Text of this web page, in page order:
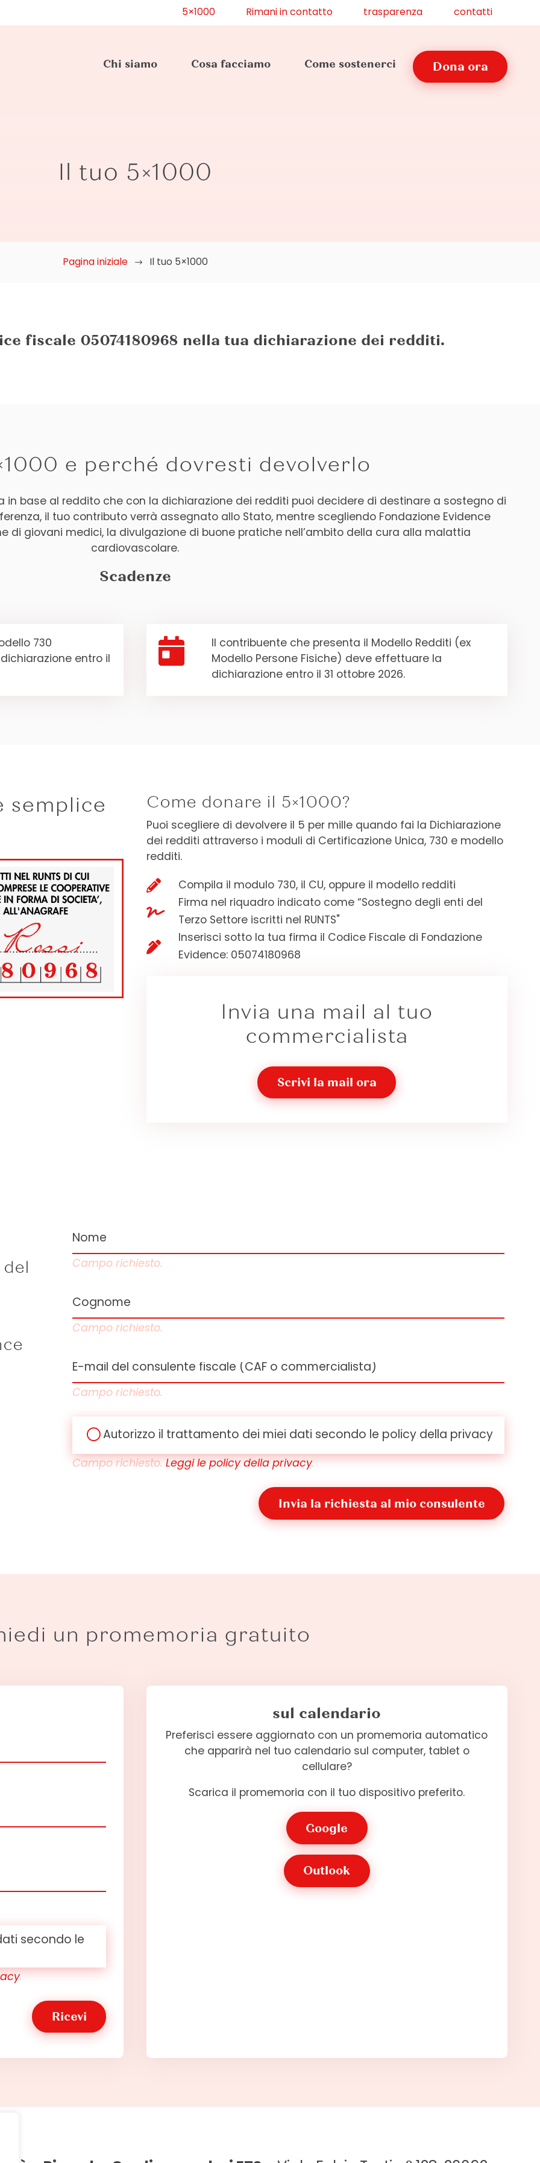
5×1000 Rimani in contatto trasparenza contatti
Chi siamo Cosa facciamo Come sostenerci Dona ora
Il tuo 5×1000
Pagina iniziale $ Il tuo 5×1000
fiscale 05074180968 nella tua dichiarazione dei redditi.
e perché dovresti devolverlo
in base al reddito che con la dichiarazione dei redditi puoi decidere di destinare a sostegno di
il tuo contributo verrà assegnato allo Stato, mentre scegliendo Fondazione Evidence
di giovani medici, la divulgazione di buone pratiche nell’ambito della cura alla malattia
cardiovascolare.
Scadenze
730
entro il

Il contribuente che presenta il Modello Redditi (ex
Modello Persone Fisiche) deve effettuare la
dichiarazione entro il 31 ottobre 2026.
semplice Come donare il 5×1000?
Puoi scegliere di devolvere il 5 per mille quando fai la Dichiarazione
dei redditi attraverso i moduli di Certificazione Unica, 730 e modello
redditi.
 Compila il modulo 730, il CU, oppure il modello redditi

Firma nel riquadro indicato come “Sostegno degli enti del
Terzo Settore iscritti nel RUNTS"

Inserisci sotto la tua firma il Codice Fiscale di Fondazione
Evidence: 05074180968
Invia una mail al tuo
commercialista
Scrivi la mail ora
Campo richiesto.
Campo richiesto.
Campo richiesto.
Autorizzo il trattamento dei miei dati secondo le policy della privacy
Campo richiesto.Leggi le policy della privacy.
un promemoria gratuito
secondo le
.
sul calendario
Preferisci essere aggiornato con un promemoria automatico
che apparirà nel tuo calendario sul computer, tablet o
cellulare?
Scarica il promemoria con il tuo dispositivo preferito.
Google
Outlook